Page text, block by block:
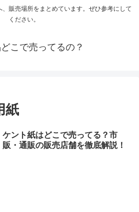
販売場所をまとめています。ぜひ参考にして
ください。
こで売ってるの？
紙
ケント紙はどこで売ってる？市
販・通販の販売店舗を徹底解説！